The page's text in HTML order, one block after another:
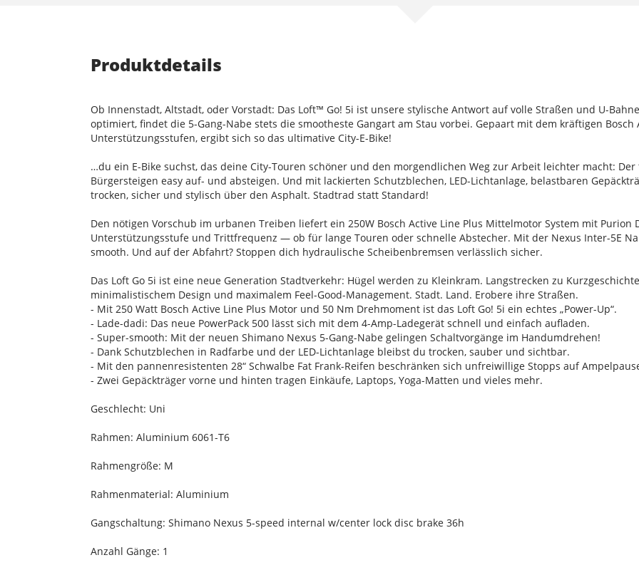
Produktdetails
Ob Innenstadt, Altstadt, oder Vorstadt: Das Loft™ Go! 5i ist unsere stylische Antwort auf volle Straßen und U-
optimiert, findet die 5-Gang-Nabe stets die smootheste Gangart am Stau vorbei. Gepaart mit dem kräftigen Bosch
Unterstützungsstufen, ergibt sich so das ultimative City-E-Bike!
…du ein E-Bike suchst, das deine City-Touren schöner und den morgendlichen Weg zur Arbeit leichter macht:
Bürgersteigen easy auf- und absteigen. Und mit lackierten Schutzblechen, LED-Lichtanlage, belastbaren
trocken, sicher und stylisch über den Asphalt. Stadtrad statt Standard!
Den nötigen Vorschub im urbanen Treiben liefert ein 250W Bosch Active Line Plus Mittelmotor System mit
Unterstützungsstufe und Trittfrequenz — ob für lange Touren oder schnelle Abstecher. Mit der Nexus Inter-5E
smooth. Und auf der Abfahrt? Stoppen dich hydraulische Scheibenbremsen verlässlich sicher.
Das Loft Go 5i ist eine neue Generation Stadtverkehr: Hügel werden zu Kleinkram. Langstrecken zu
minimalistischem Design und maximalem Feel-Good-Management. Stadt. Land. Erobere ihre Straßen.
- Mit 250 Watt Bosch Active Line Plus Motor und 50 Nm Drehmoment ist das Loft Go! 5i ein echtes „Power-Up“.
- Lade-dadi: Das neue PowerPack 500 lässt sich mit dem 4-Amp-Ladegerät schnell und einfach aufladen.
- Super-smooth: Mit der neuen Shimano Nexus 5-Gang-Nabe gelingen Schaltvorgänge im Handumdrehen!
- Dank Schutzblechen in Radfarbe und der LED-Lichtanlage bleibst du trocken, sauber und sichtbar.
- Mit den pannenresistenten 28“ Schwalbe Fat Frank-Reifen beschränken sich unfreiwillige Stopps auf
- Zwei Gepäckträger vorne und hinten tragen Einkäufe, Laptops, Yoga-Matten und vieles mehr.
Geschlecht: Uni
Rahmen: Aluminium 6061-T6
Rahmengröße: M
Rahmenmaterial: Aluminium
Gangschaltung: Shimano Nexus 5-speed internal w/center lock disc brake 36h
Anzahl Gänge: 1